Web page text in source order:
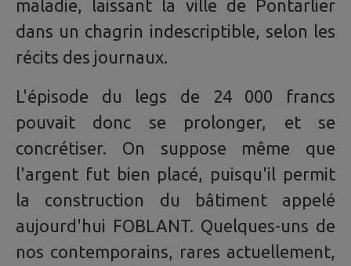
maladie, laissant la ville de Pontarlier
dans un chagrin indescriptible, selon les
récits des journaux.
L'épisode du legs de 24 000 francs
pouvait donc se prolonger, et se
concrétiser. On suppose même que
l'argent fut bien placé, puisqu'il permit
la construction du bâtiment appelé
aujourd'hui FOBLANT. Quelques-uns de
nos contemporains, rares actuellement,